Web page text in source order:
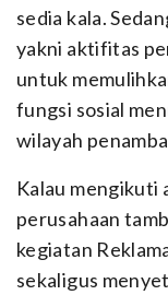
sedia kala.
yakni aktifitas
untuk
fungsi sosial
wilayah
Kalau mengikuti
perusahaan
kegiatan
sekaligus